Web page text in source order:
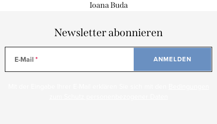
Ioana Buda
Newsletter abonnieren
E-Mail ANMELDEN